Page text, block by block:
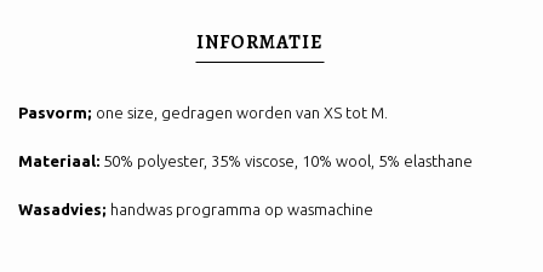
INFORMATIE
Pasvorm; one size, gedragen worden van XS tot M.
Materiaal: 50% polyester, 35% viscose, 10% wool, 5% elasthane
Wasadvies; handwas programma op wasmachine